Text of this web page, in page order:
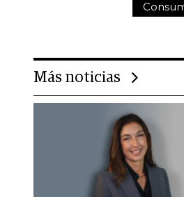
Más noticias